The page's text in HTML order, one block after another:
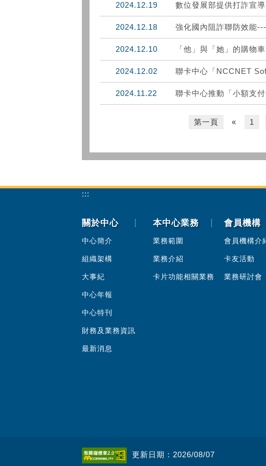
2024.12.19 數位發展部提供打詐宣
2024.12.18 強化國內阻詐聯防效能
2024.12.10 「他」與「她」的購物
2024.12.02 聯卡中心「NCCNET
2024.11.22 聯卡中心推動「小額支
第一頁 « 1
:::
關於中心
中心簡介
組織架構
大事紀
中心年報
中心特刊
財務及業務資訊
最新消息
本中心業務
業務範圍
業務介紹
卡片功能相關業務
會員機構
會員機構介
卡友活動
業務研討會
更新日期：2026/08/07